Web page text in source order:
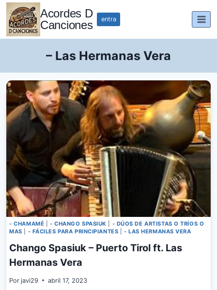
Saltar
contenido
Acordes D
Canciones
entra
– Las Hermanas Vera
- CHAMAMÉ - CHANGO SPASIUK
- DÚOS DE ARTISTAS O TRÍOS O
MAS
- FÁCILES PARA PRINCIPIANTES - LAS HERMANAS VERA
Chango Spasiuk – Puerto Tirol ft. Las
Hermanas Vera
Por javi29 abril 17, 2023